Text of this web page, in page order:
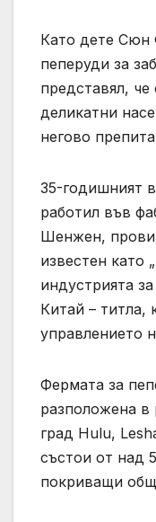
Като дете Сюн
пеперуди за
представял,
деликатни
негово
35-годишният
работил във
Шенжен,
известен като
индустрията
Китай – титла,
управлението
Фермата за
разположена в
град Hulu,
състои от над
покриващи